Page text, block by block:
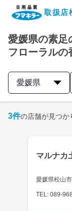
取扱店
企業・IR情
製品情報
取扱店検索
愛媛県の素足
フローラルの
愛媛県
3件の店舗が見つか
マルナカ
愛媛県松山
TEL: 089-